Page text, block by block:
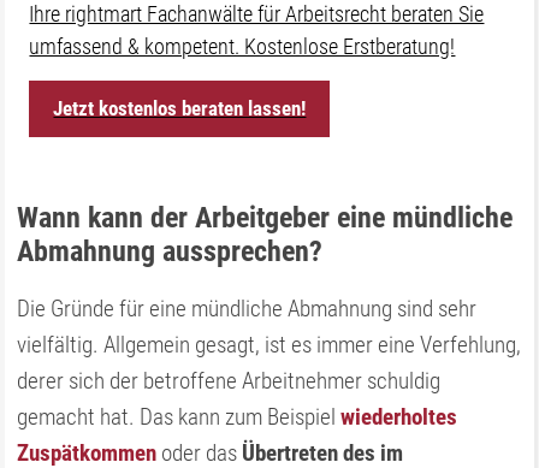
Ihre rightmart Fachanwälte für Arbeitsrecht beraten Sie
umfassend & kompetent. Kostenlose Erstberatung!
Jetzt kostenlos beraten lassen!
Wann kann der Arbeitgeber eine mündliche
Abmahnung aussprechen?
Die Gründe für eine mündliche Abmahnung sind sehr
vielfältig. Allgemein gesagt, ist es immer eine Verfehlung,
derer sich der betroffene Arbeitnehmer schuldig
gemacht hat. Das kann zum Beispielwiederholtes
Zuspätkommen oder das Übertreten des im